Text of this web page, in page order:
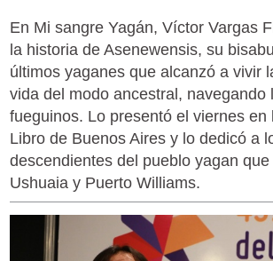
En Mi sangre Yagán, Víctor Vargas
la historia de Asenewensis, su
últimos yaganes que alcanzó a vivir
vida del modo ancestral, navegando
fueguinos. Lo presentó el viernes en
Libro de Buenos Aires y lo dedicó a
descendientes del pueblo yagan
Ushuaia y Puerto Williams.